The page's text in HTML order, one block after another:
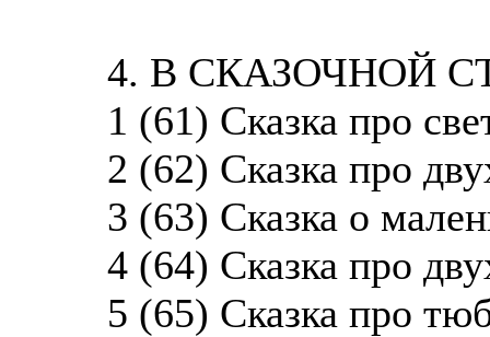
4. В СКАЗОЧНОЙ
1 (61) Сказка про
2 (62) Сказка про
3 (63) Сказка о
4 (64) Сказка про
5 (65) Сказка про